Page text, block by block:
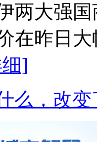
两大强
在昨日
]
么，改